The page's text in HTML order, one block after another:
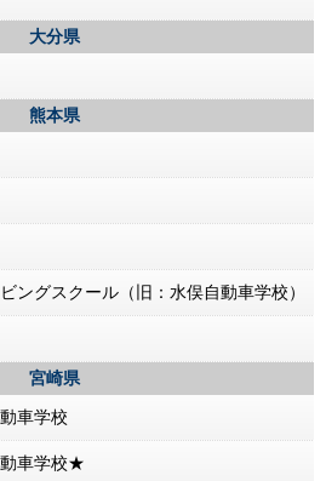
大分県
熊本県
ングスクール（旧：水俣自動車学校）
宮崎県
車学校
車学校★